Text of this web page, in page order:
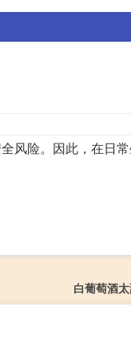
风险。因此，在日
白葡萄酒